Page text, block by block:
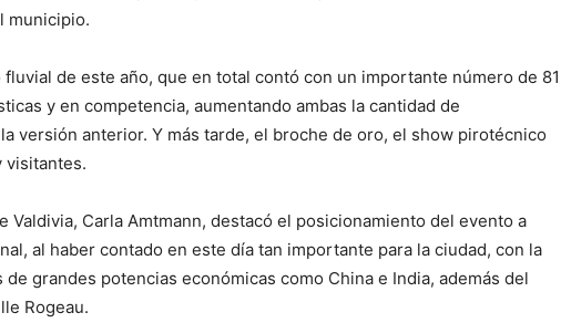
municipio.
de este año, que en total contó con un importante número de 81
y en competencia, aumentando ambas la cantidad de
versión anterior. Y más tarde, el broche de oro, el show pirotécnico
visitantes.
Valdivia, Carla Amtmann, destacó el posicionamiento del evento a
al haber contado en este día tan importante para la ciudad, con la
grandes potencias económicas como China e India, además del
Rogeau.